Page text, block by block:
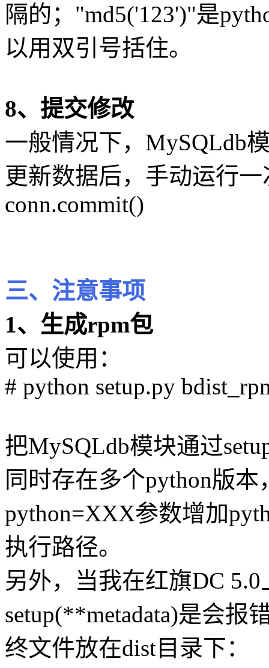
隔的；"md5('123')"是
以用双引号括住。
8、提交修改
一般情况下，MySQLdb
更新数据后，手动运行一
conn.commit()
三、注意事项
1、生成rpm包
可以使用：
# python setup.py
把MySQLdb模块通过
同时存在多个python版
python=XXX参数增加
执行路径。
另外，当我在红旗DC
setup(**metadata)是会报
终文件放在dist目录下：